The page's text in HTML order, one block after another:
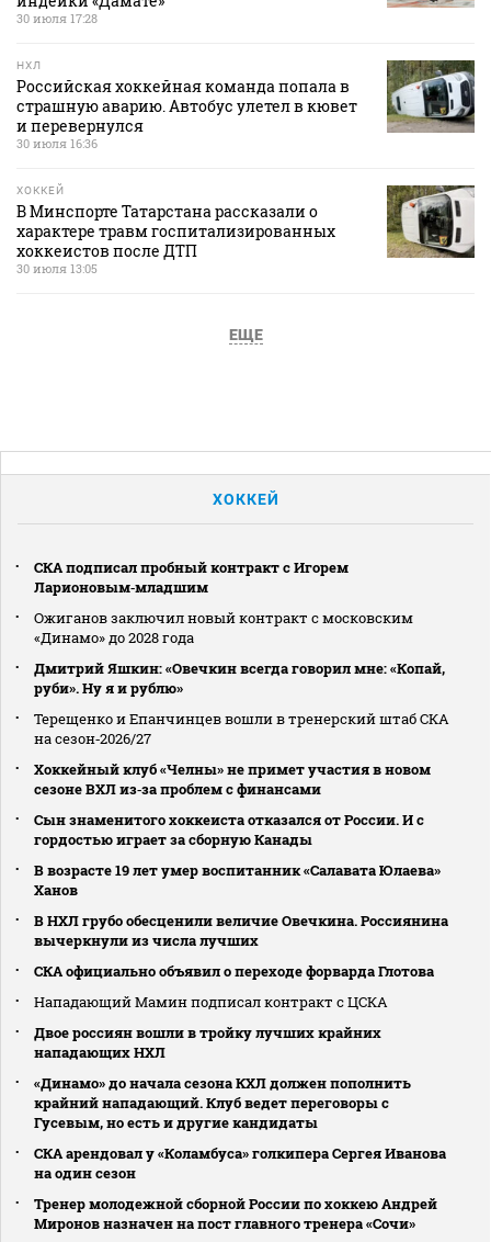
30 июля 17:28
НХЛ
Российская хоккейная команда попала в
страшную аварию. Автобус улетел в кювет
и перевернулся
30 июля 16:36
ХОККЕЙ
В Минспорте Татарстана рассказали о
характере травм госпитализированных
хоккеистов после ДТП
30 июля 13:05
ЕЩЕ
ХОККЕЙ
СКА подписал пробный контракт с Игорем
Ларионовым‑младшим
Ожиганов заключил новый контракт с московским
«Динамо» до 2028 года
Дмитрий Яшкин: «Овечкин всегда говорил мне: «Копай,
руби». Ну я и рублю»
Терещенко и Епанчинцев вошли в тренерский штаб СКА
на сезон‑2026/27
Хоккейный клуб «Челны» не примет участия в новом
сезоне ВХЛ из‑за проблем с финансами
Сын знаменитого хоккеиста отказался от России. И с
гордостью играет за сборную Канады
В возрасте 19 лет умер воспитанник «Салавата Юлаева»
Ханов
В НХЛ грубо обесценили величие Овечкина. Россиянина
вычеркнули из числа лучших
СКА официально объявил о переходе форварда Глотова
Нападающий Мамин подписал контракт с ЦСКА
Двое россиян вошли в тройку лучших крайних
нападающих НХЛ
«Динамо» до начала сезона КХЛ должен пополнить
крайний нападающий. Клуб ведет переговоры с
Гусевым, но есть и другие кандидаты
СКА арендовал у «Коламбуса» голкипера Сергея Иванова
на один сезон
Тренер молодежной сборной России по хоккею Андрей
Миронов назначен на пост главного тренера «Сочи»